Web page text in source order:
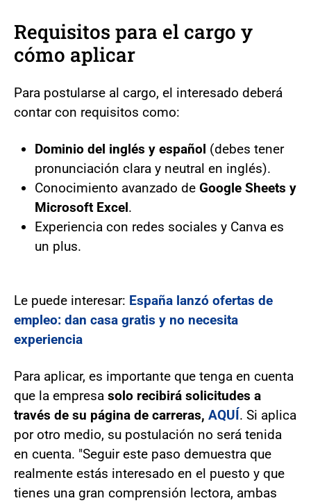
Requisitos para el cargo y
cómo aplicar
Para postularse al cargo, el interesado deberá
contar con requisitos como:
Dominio del inglés y español (debes tener
pronunciación clara y neutral en inglés).
Conocimiento avanzado de Google Sheets y
Microsoft Excel.
Experiencia con redes sociales y Canva es
un plus.
Le puede interesar: España lanzó ofertas de
empleo: dan casa gratis y no necesita
experiencia
Para aplicar, es importante que tenga en cuenta
que la empresa solo recibirá solicitudes a
través de su página de carreras, AQUÍ. Si aplica
por otro medio, su postulación no será tenida
en cuenta. "Seguir este paso demuestra que
realmente estás interesado en el puesto y que
tienes una gran comprensión lectora, ambas